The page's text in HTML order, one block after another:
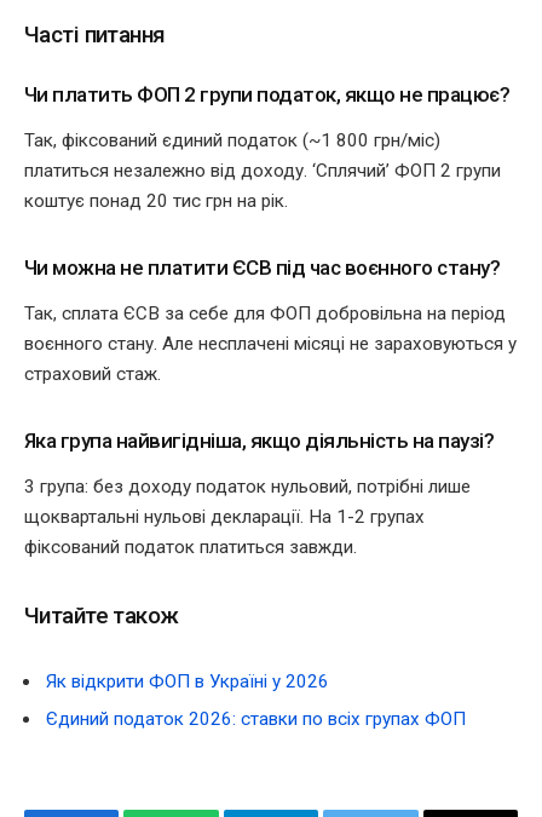
Часті питання
Чи платить ФОП 2 групи податок, якщо не працює?
Так, фіксований єдиний податок (~1 800 грн/міс)
платиться незалежно від доходу. ‘Сплячий’ ФОП 2 групи
коштує понад 20 тис грн на рік.
Чи можна не платити ЄСВ під час воєнного стану?
Так, сплата ЄСВ за себе для ФОП добровільна на період
воєнного стану. Але несплачені місяці не зараховуються у
страховий стаж.
Яка група найвигідніша, якщо діяльність на паузі?
3 група: без доходу податок нульовий, потрібні лише
щоквартальні нульові декларації. На 1-2 групах
фіксований податок платиться завжди.
Читайте також
Як відкрити ФОП в Україні у 2026
Єдиний податок 2026: ставки по всіх групах ФОП